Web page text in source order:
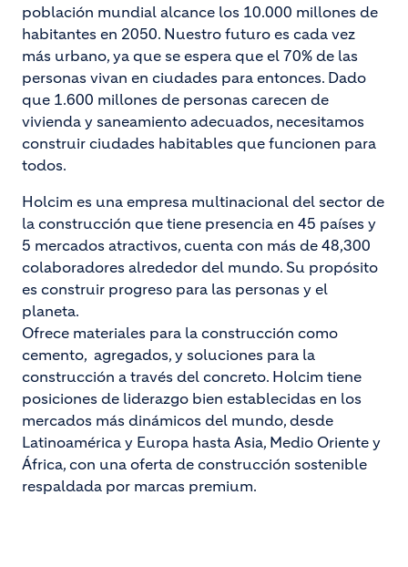
población mundial alcance los 10.000 millones de
habitantes en 2050. Nuestro futuro es cada vez
más urbano, ya que se espera que el 70% de las
personas vivan en ciudades para entonces. Dado
que 1.600 millones de personas carecen de
vivienda y saneamiento adecuados, necesitamos
construir ciudades habitables que funcionen para
todos.
Holcim es una empresa multinacional del sector de
la construcción que tiene presencia en 45 países y
5 mercados atractivos, cuenta con más de 48,300
colaboradores alrededor del mundo. Su propósito
es construir progreso para las personas y el
planeta.
Ofrece materiales para la construcción como
cemento, agregados, y soluciones para la
construcción a través del concreto. Holcim tiene
posiciones de liderazgo bien establecidas en los
mercados más dinámicos del mundo, desde
Latinoamérica y Europa hasta Asia, Medio Oriente y
África, con una oferta de construcción sostenible
respaldada por marcas premium.